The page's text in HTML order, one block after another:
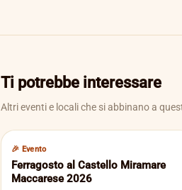
Ti potrebbe interessare
Altri eventi e locali che si abbinano a
🎉 Evento
Ferragosto al Castello Miramare
Maccarese 2026